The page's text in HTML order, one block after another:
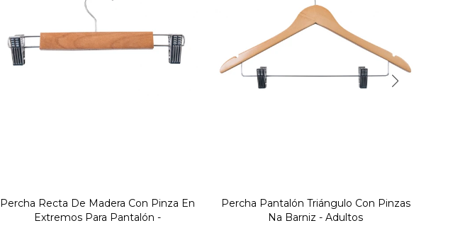
Percha Recta De Madera Con Pinza En
Extremos Para Pantalón -
Percha Pantalón Triángulo Con Pinzas
Na Barniz - Adultos